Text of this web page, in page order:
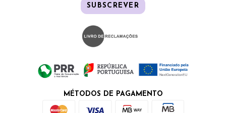
SUBSCREVER
MÉTODOS DE PAGAMENTO